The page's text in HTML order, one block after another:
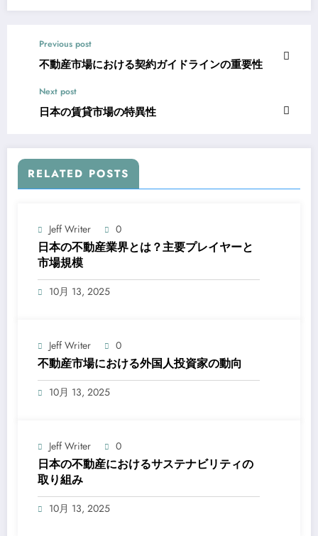
Previous post
不動産市場における契約ガイドラインの重要性
Next post
日本の賃貸市場の特異性
RELATED POSTS
Jeff Writer 0
日本の不動産業界とは？主要プレイヤーと
市場規模
10月 13, 2025
Jeff Writer 0
不動産市場における外国人投資家の動向
10月 13, 2025
Jeff Writer 0
日本の不動産におけるサステナビリティの
取り組み
10月 13, 2025